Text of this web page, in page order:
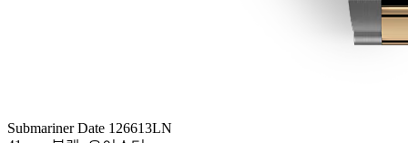
Submariner Date 126613LN